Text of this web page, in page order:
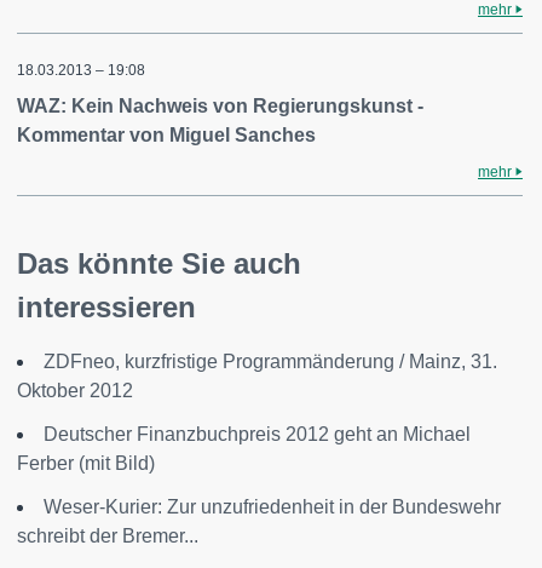
mehr
18.03.2013 – 19:08
WAZ: Kein Nachweis von Regierungskunst -
Kommentar von Miguel Sanches
mehr
Das könnte Sie auch
interessieren
ZDFneo, kurzfristige Programmänderung / Mainz, 31.
Oktober 2012
Deutscher Finanzbuchpreis 2012 geht an Michael
Ferber (mit Bild)
Weser-Kurier: Zur unzufriedenheit in der Bundeswehr
schreibt der Bremer...